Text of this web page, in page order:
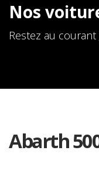
Nos
Restez au
Abarth